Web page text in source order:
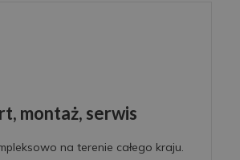
montaż, serwis
na terenie całego kraju.